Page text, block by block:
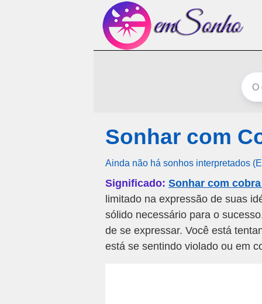
Sonhar com
Ainda não há sonhos interpretados
Significado: Sonhar com cobra
limitado na expressão de suas
sólido necessário para o
de se expressar. Você está
está se sentindo violado ou em